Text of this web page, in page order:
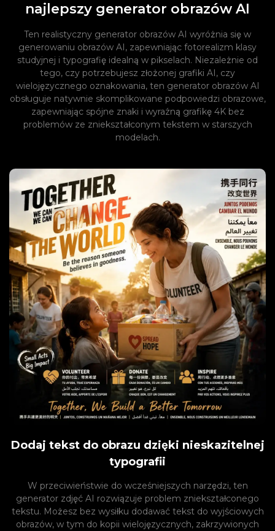
najlepszy generator obrazów AI
Ten realistyczny generator obrazów AI wyróżnia się w
generowaniu obrazów AI, zapewniając fotorealizm klasy
studyjnej i typografię idealną w pikselach. Niezależnie od
tego, czy potrzebujesz złożonej grafiki AI, czy
wielojęzycznego oznakowania, ten generator obrazów AI
obsługuje natywnie skomplikowane podpowiedzi obrazowe,
zapewniając spójne znaki i wyraźną grafikę 4K bez
problemów ze zniekształconym tekstem w starszych
modelach.
Dodaj tekst do obrazu dzięki nieskazitelnej
typografii
W przeciwieństwie do wcześniejszych narzędzi, ten
generator zdjęć AI rozwiązuje problem zniekształconego
tekstu. Możesz bez wysiłku dodawać tekst do wyjściowych
obrazów, w tym do kopii wielojęzycznych, zakrzywionych